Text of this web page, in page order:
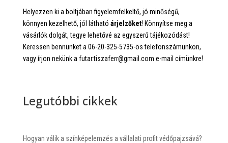
Helyezzen ki a boltjában figyelemfelkeltő, jó minőségű,
könnyen kezelhető, jól látható árjelzőket! Könnyítse meg a
vásárlók dolgát, tegye lehetővé az egyszerű tájékozódást!
Keressen bennünket a 06-20-325-5735-ös telefonszámunkon,
vagy írjon nekünk a futar.tiszaferr@gmail.com e-mail címünkre!
Legutóbbi cikkek
Hogyan válik a színképelemzés a vállalati profit védőpajzsává?